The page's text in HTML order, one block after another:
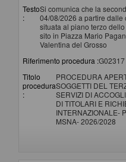
Testo
:
Si comunica che la
04/08/2026 a partire dalle
situata al piano terzo
sito in Piazza Mario
Valentina del Grosso
Riferimento procedura :
Titolo
procedura
:
PROCEDURA
SOGGETTI DEL
SERVIZI DI
DI TITOLARI E
INTERNAZIONALE-
MSNA- 2026/2028